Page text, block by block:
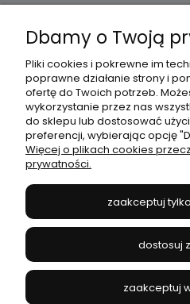
Moje
Płatności i
JANEX
504 545 749//E-
Dbamy o Twoją
Pliki cookies i pokrewne im
poprawne działanie strony i
ofertę do Twoich potrzeb.
wykorzystanie przez nas
do sklepu lub dostosować
preferencji, wybierając opcję
Więcej o plikach cookies
prywatności.
zaakceptuj
dostosuj
zaakceptuj